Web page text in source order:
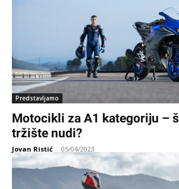
Predstavljamo
Motocikli za A1 kategoriju –
tržište nudi?
Jovan Ristić - 05/04/2023